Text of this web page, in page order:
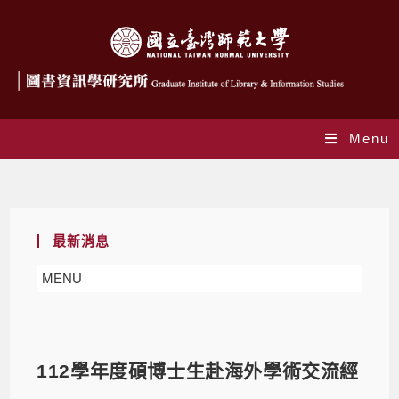
Menu
最新消息
MENU
112學年度碩博士生赴海外學術交流經